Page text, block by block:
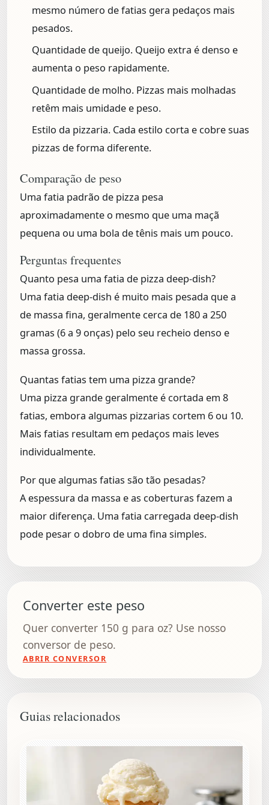
mesmo número de fatias gera pedaços mais
pesados.
Quantidade de queijo. Queijo extra é denso e
aumenta o peso rapidamente.
Quantidade de molho. Pizzas mais molhadas
retêm mais umidade e peso.
Estilo da pizzaria. Cada estilo corta e cobre suas
pizzas de forma diferente.
Comparação de peso
Uma fatia padrão de pizza pesa
aproximadamente o mesmo que uma maçã
pequena ou uma bola de tênis mais um pouco.
Perguntas frequentes
Quanto pesa uma fatia de pizza deep-dish?
Uma fatia deep-dish é muito mais pesada que a
de massa fina, geralmente cerca de 180 a 250
gramas (6 a 9 onças) pelo seu recheio denso e
massa grossa.
Quantas fatias tem uma pizza grande?
Uma pizza grande geralmente é cortada em 8
fatias, embora algumas pizzarias cortem 6 ou 10.
Mais fatias resultam em pedaços mais leves
individualmente.
Por que algumas fatias são tão pesadas?
A espessura da massa e as coberturas fazem a
maior diferença. Uma fatia carregada deep-dish
pode pesar o dobro de uma fina simples.
Converter este peso
Quer converter 150 g para oz? Use nosso
conversor de peso.
ABRIR CONVERSOR
Guias relacionados